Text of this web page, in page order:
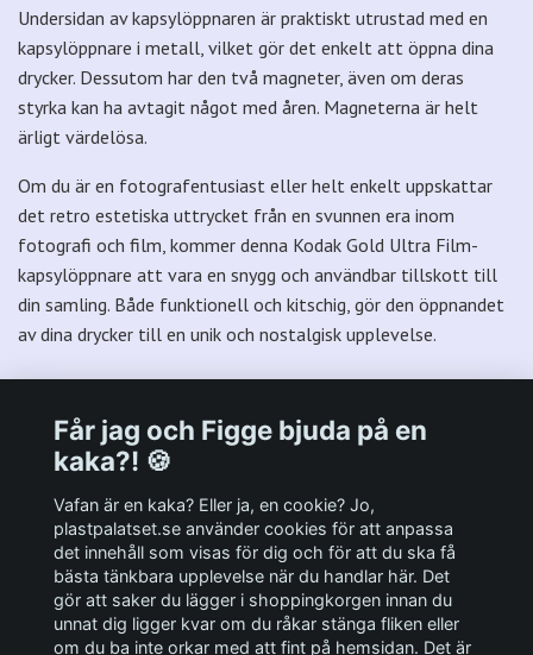
Undersidan av kapsylöppnaren är praktiskt utrustad med en
kapsylöppnare i metall, vilket gör det enkelt att öppna dina
drycker. Dessutom har den två magneter, även om deras
styrka kan ha avtagit något med åren. Magneterna är helt
ärligt värdelösa.
Om du är en fotografentusiast eller helt enkelt uppskattar
det retro estetiska uttrycket från en svunnen era inom
fotografi och film, kommer denna Kodak Gold Ultra Film-
kapsylöppnare att vara en snygg och användbar tillskott till
din samling. Både funktionell och kitschig, gör den öppnandet
av dina drycker till en unik och nostalgisk upplevelse.
Andra viktiga länkar:
Sociala medier
Får jag och Figge bjuda på en
kaka?! 🍪
Vafan är en kaka? Eller ja, en cookie? Jo,
plastpalatset.se använder cookies för att anpassa
det innehåll som visas för dig och för att du ska få
bästa tänkbara upplevelse när du handlar här. Det
gör att saker du lägger i shoppingkorgen innan du
unnat dig ligger kvar om du råkar stänga fliken eller
om du ba inte orkar med att fint på hemsidan. Det är